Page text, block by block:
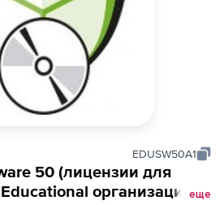
EDUSW50A1
50 (лицензии для
организаций),
еще